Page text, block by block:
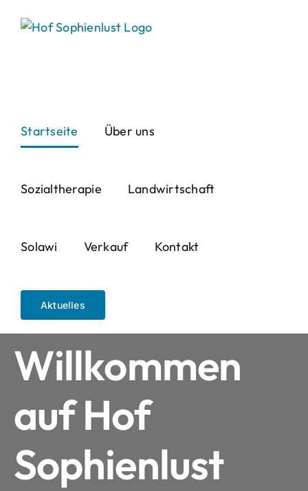
Startseite Über uns
Sozialtherapie Landwirtschaft
Solawi Verkauf Kontakt
Aktuelles
Willkommen
auf Hof
Sophienlust